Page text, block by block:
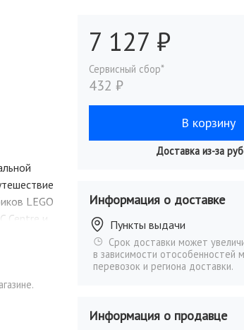
LEGO
Centre и
7 127 ₽
432 ₽
В корзину
Доставка из-за
Информация о доставке
Пункты выдачи
Срок доставки может
в зависимости отособенностей
перевозок и региона доставки.
Информация о продавце